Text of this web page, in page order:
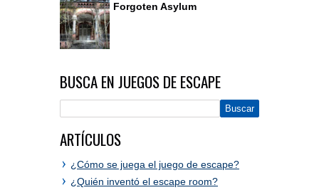
Forgoten Asylum
BUSCA EN JUEGOS DE ESCAPE
ARTÍCULOS
¿Cómo se juega el juego de escape?
¿Quién inventó el escape room?